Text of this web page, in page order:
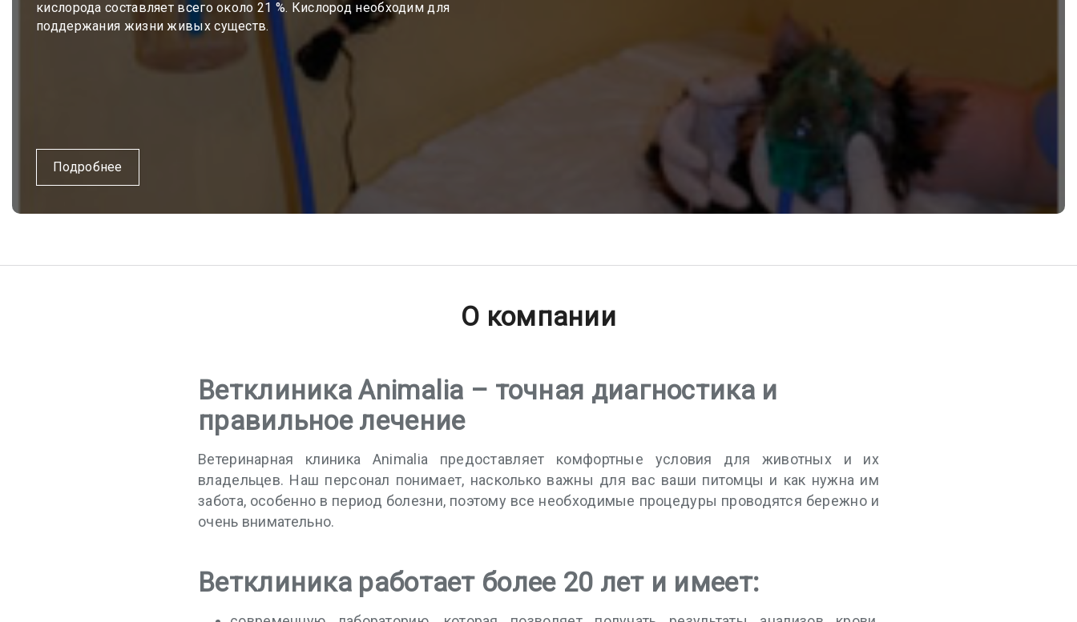
кислорода составляет всего около 21 %. Кислород необходим для
поддержания жизни живых существ.
Подробнее
О компании
Ветклиника Animalia – точная диагностика и
правильное лечение
Ветеринарная клиника Animalia предоставляет комфортные условия для животных и их
владельцев. Наш персонал понимает, насколько важны для вас ваши питомцы и как нужна им
забота, особенно в период болезни, поэтому все необходимые процедуры проводятся бережно и
очень внимательно.
Ветклиника работает более 20 лет и имеет: